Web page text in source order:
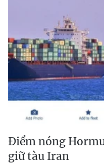
Điểm nóng
giữ tàu Iran